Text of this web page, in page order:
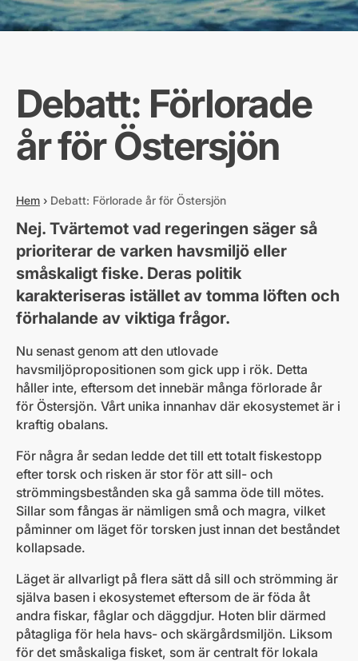
Debatt: Förlorade
år för Östersjön
Hem › Debatt: Förlorade år för Östersjön
Nej. Tvärtemot vad regeringen säger så
prioriterar de varken havsmiljö eller
småskaligt fiske. Deras politik
karakteriseras istället av tomma löften och
förhalande av viktiga frågor.
Nu senast genom att den utlovade
havsmiljöpropositionen som gick upp i rök. Detta
håller inte, eftersom det innebär många förlorade år
för Östersjön. Vårt unika innanhav där ekosystemet är i
kraftig obalans.
För några år sedan ledde det till ett totalt fiskestopp
efter torsk och risken är stor för att sill- och
strömmingsbestånden ska gå samma öde till mötes.
Sillar som fångas är nämligen små och magra, vilket
påminner om läget för torsken just innan det beståndet
kollapsade.
Läget är allvarligt på flera sätt då sill och strömming är
själva basen i ekosystemet eftersom de är föda åt
andra fiskar, fåglar och däggdjur. Hoten blir därmed
påtagliga för hela havs- och skärgårdsmiljön. Liksom
för det småskaliga fisket, som är centralt för lokala